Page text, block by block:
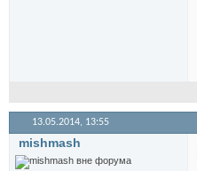
13.05.2014, 13:55
mishmash